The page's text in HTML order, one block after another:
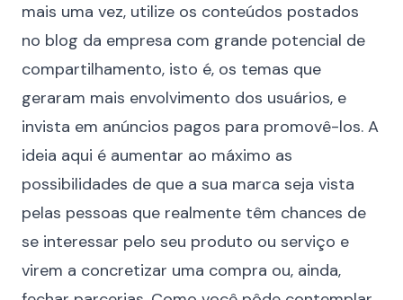
mais uma vez, utilize os conteúdos postados
no blog da empresa com grande potencial de
compartilhamento, isto é, os temas que
geraram mais envolvimento dos usuários, e
invista em anúncios pagos para promovê-los. A
ideia aqui é aumentar ao máximo as
possibilidades de que a sua marca seja vista
pelas pessoas que realmente têm chances de
se interessar pelo seu produto ou serviço e
virem a concretizar uma compra ou, ainda,